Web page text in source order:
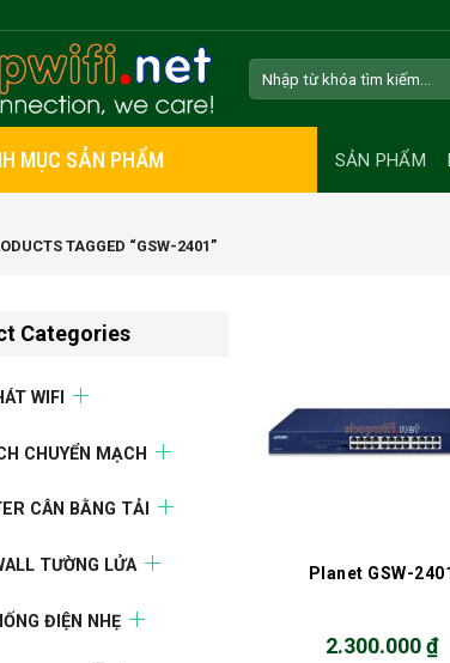
MỤC SẢN PHẨM SẢN PHẨM
TAGGED “GSW-2401”
Categories
WIFI
CHUYỂN MẠCH
CÂN BẰNG TẢI
TƯỜNG LỬA
ĐIỆN NHẸ
Planet GSW-
2.300.000₫